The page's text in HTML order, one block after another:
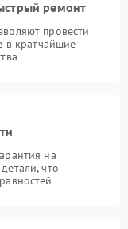
ремонт
провести
в кратчайшие
на
что